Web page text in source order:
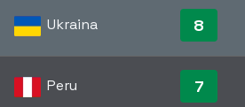
Ukraina 8
Peru 7